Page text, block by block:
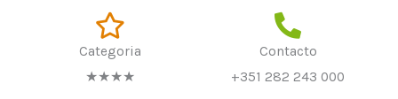
Categoria
★★★★
Contacto
+351 282 243 000